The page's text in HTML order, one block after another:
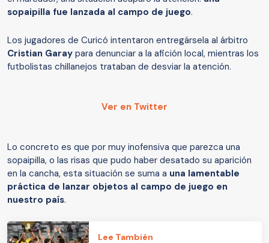
sopaipilla fue lanzada al campo de juego.
Los jugadores de Curicó intentaron entregársela al árbitro
Cristian Garay para denunciar a la afición local, mientras los
futbolistas chillanejos trataban de desviar la atención.
Ver en Twitter
Lo concreto es que por muy inofensiva que parezca una
sopaipilla, o las risas que pudo haber desatado su aparición
en la cancha, esta situación se suma a una lamentable
práctica de lanzar objetos al campo de juego en
nuestro país.
Lee También